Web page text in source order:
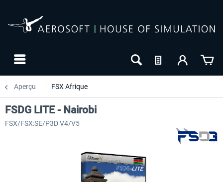
Aperçu FSX Afrique
FSDG LITE - Nairobi
FSX/FSX:SE/P3D V4/V5